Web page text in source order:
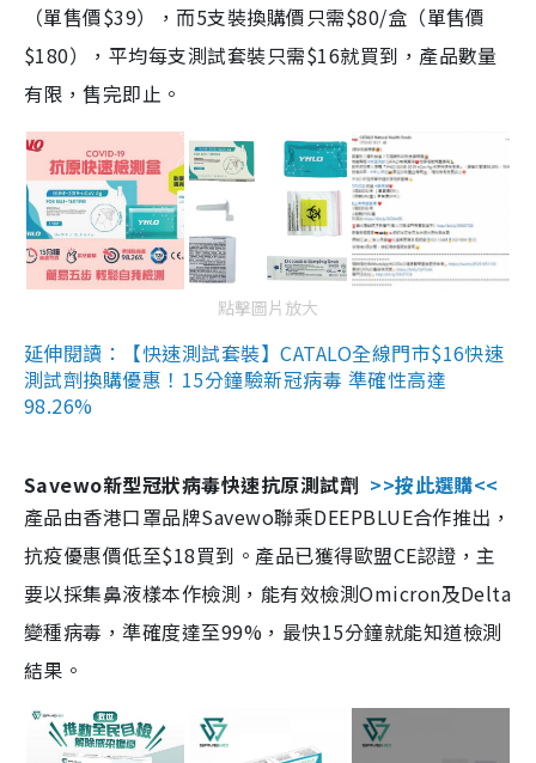
（單售價$39），而5支裝換購價只需$80/盒（單售價
$180），平均每支測試套裝只需$16就買到，產品數量
有限，售完即止。
點擊圖片放大
延伸閱讀：【快速測試套裝】CATALO全線門市$16快速
測試劑換購優惠！15分鐘驗新冠病毒 準確性高達
98.26%
Savewo新型冠狀病毒快速抗原測試劑 >>按此選購<<
產品由香港口罩品牌Savewo聯乘DEEPBLUE合作推出，
抗疫優惠價低至$18買到。產品已獲得歐盟CE認證，主
要以採集鼻液樣本作檢測，能有效檢測Omicron及Delta
變種病毒，準確度達至99%，最快15分鐘就能知道檢測
結果。